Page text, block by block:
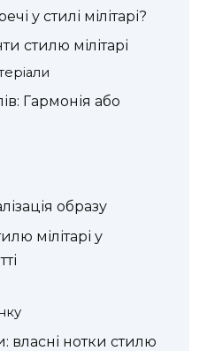
у стилі мілітарі?
стилю мілітарі
Гармонія або
образу
мілітарі у
власні нотки стилю